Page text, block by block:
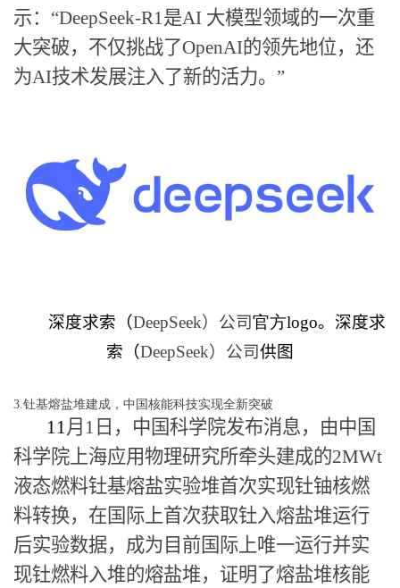
示：“DeepSeek-R1 是AI 大模型领域的一次重
大突破，不仅挑战了OpenAI的领先地位，还
为AI技术发展注入了新的活力。”
深度求索（DeepSeek）公司官方logo。深度求
索（DeepSeek）公司供图
3.钍基熔盐堆建成，中国核能科技实现全新突破
11月 1 日，中国科学院发布消息，由中国
科学院上海应用物理研究所牵头建成的2MWt
液态燃料钍基熔盐实验堆首次实现钍铀核燃
料转换，在国际上首次获取钍入熔盐堆运行
后实验数据，成为目前国际上唯一运行并实
现钍燃料入堆的熔盐堆，证明了熔盐堆核能